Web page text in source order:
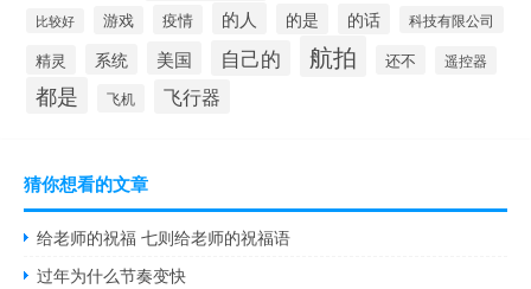
比较好 游戏 疫情 的人 的是 的话 科技有限公司
精灵 系统 美国 自己的 航拍 还不 遥控器
都是 飞机 飞行器
猜你想看的文章
给老师的祝福 七则给老师的祝福语
过年为什么节奏变快